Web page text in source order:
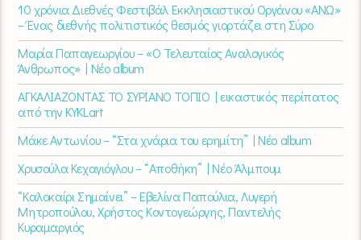
10 χρόνια Διεθνές Φεστιβάλ Εκκλησιαστικού Οργάνου «ΑΝΩ»
– Ένας διεθνής πολιτιστικός θεσμός γιορτάζει στη Σύρο​
Μαρία Παπαγεωργίου – «Ο Τελευταίος Αναλογικός
Άνθρωπος» | Νέο album
ΑΓΚΑΛΙΑΖΟΝΤΑΣ ΤΟ ΣΥΡΙΑΝΟ ΤΟΠΙΟ | εικαστικός περίπατος
από την KYKLart
Μάκε Αντωνίου – “Στα χνάρια του ερημίτη” | Νέο album
Χρυσούλα Κεχαγιόγλου – “Αποθήκη” | Νέο Άλμπουμ
“Καλοκαίρι Σημαίνει” – Εβελίνα Παπούλια, Λυγερή
Μητροπούλου, Χρήστος Κοντογεώργης, Παντελής
Κυραμαργιός